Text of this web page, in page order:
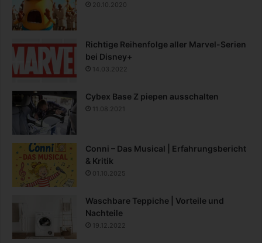
20.10.2020
Richtige Reihenfolge aller Marvel-Serien
bei Disney+
14.03.2022
Cybex Base Z piepen ausschalten
11.08.2021
Conni – Das Musical | Erfahrungsbericht
& Kritik
01.10.2025
Waschbare Teppiche | Vorteile und
Nachteile
19.12.2022